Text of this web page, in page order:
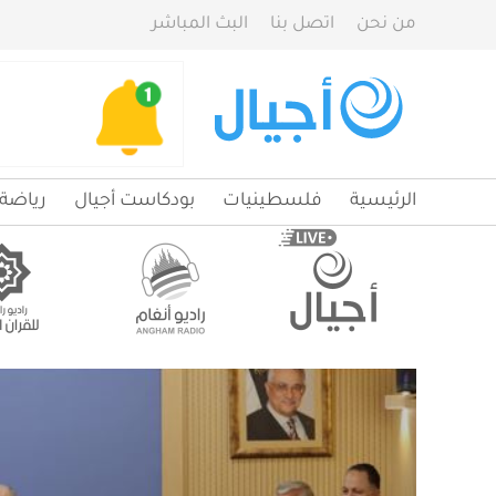
من نحن اتصل بنا البث المباشر
الرئيسية فلسطينيات بودكاست أجيال رياضة